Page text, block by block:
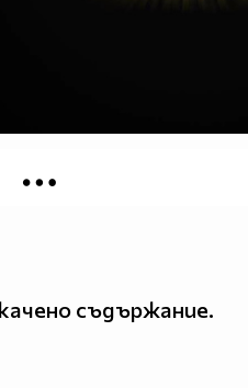
съдържание.